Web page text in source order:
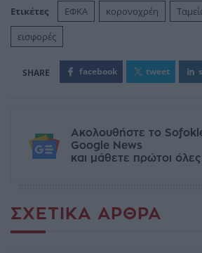
Ετικέτες ΕΦΚΑ κορονοχρέη
εισφορές
facebook tweet
Ακολουθήστε το
Google News
και μάθετε πρώτοι όλες
ΣΧΕΤΙΚΆ ΆΡΘΡΑ